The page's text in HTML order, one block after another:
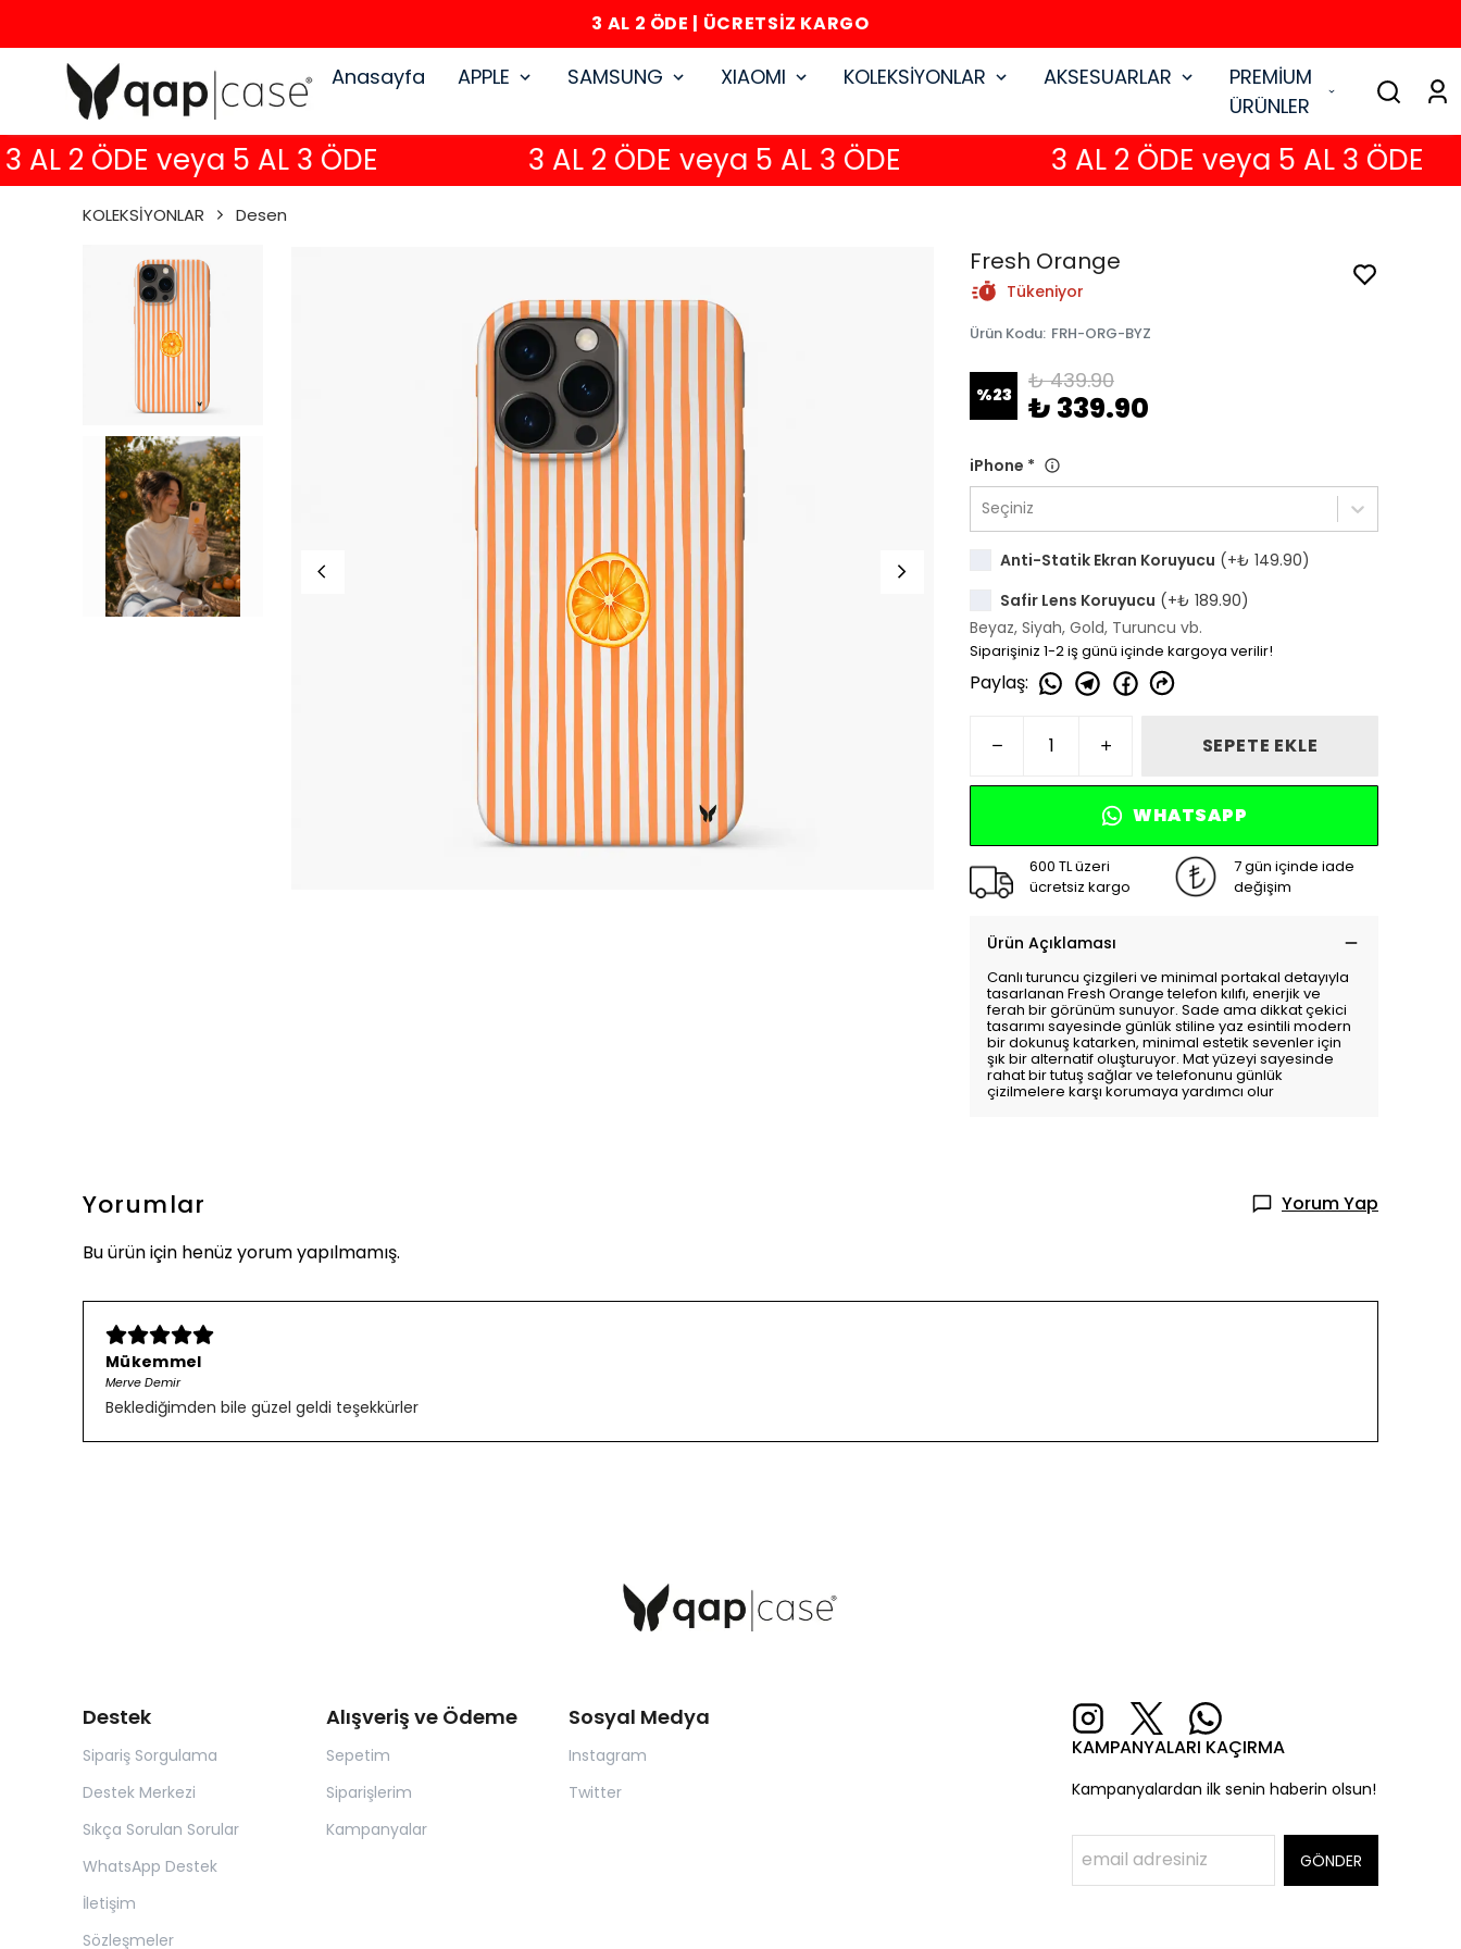
3 AL 2 ÖDE | ÜCRETSİZ KARGO
Anasayfa APPLE SAMSUNG XIAOMI KOLEKSİYONLAR AKSESUARLAR
PREMİUM
ÜRÜNLER
2 ÖDE veya 5 AL 3 ÖDE 3 AL 2 ÖDE veya 5 AL 3 ÖDE 3 AL 2 ÖDE veya 5 AL 3 ÖDE
KOLEKSİYONLAR Desen
Fresh Orange
Tükeniyor
Ürün Kodu: FRH-ORG-BYZ
%23
₺ 439.90
₺ 339.90
iPhone *
Seçiniz
Anti-Statik Ekran Koruyucu (+₺ 149.90)
Safir Lens Koruyucu (+₺ 189.90)
Beyaz, Siyah, Gold, Turuncu vb.
Siparişiniz 1-2 iş günü içinde kargoya verilir!
Paylaş:
SEPETE EKLE
WHATSAPP
600 TL üzeri
ücretsiz kargo
7 gün içinde iade
değişim
Ürün Açıklaması
Canlı turuncu çizgileri ve minimal portakal detayıyla
tasarlanan Fresh Orange telefon kılıfı, enerjik ve
ferah bir görünüm sunuyor. Sade ama dikkat çekici
tasarımı sayesinde günlük stiline yaz esintili modern
bir dokunuş katarken, minimal estetik sevenler için
şık bir alternatif oluşturuyor. Mat yüzeyi sayesinde
rahat bir tutuş sağlar ve telefonunu günlük
çizilmelere karşı korumaya yardımcı olur
Yorumlar
Yorum Yap
Bu ürün için henüz yorum yapılmamış.
Mükemmel
Merve Demir
Beklediğimden bile güzel geldi teşekkürler
Destek
Sipariş Sorgulama
Destek Merkezi
Sıkça Sorulan Sorular
WhatsApp Destek
İletişim
Sözleşmeler
Alışveriş ve Ödeme
Sepetim
Siparişlerim
Kampanyalar
Sosyal Medya
Instagram
Twitter
KAMPANYALARI KAÇIRMA
Kampanyalardan ilk senin haberin olsun!
GÖNDER